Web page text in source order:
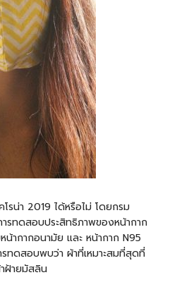
โรน่า 2019 ได้หรือไม่ โดยกรม
รทดสอบประสิทธิภาพของหน้ากาก
น้ากากอนามัย และ หน้ากาก N95
รทดสอบพบว่า ผ้าที่เหมาะสมที่สุดที่
ฝ้ายมัสลิน